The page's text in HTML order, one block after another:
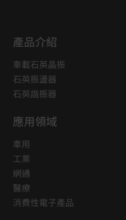
產品介紹
車載石英晶振
石英振盪器
石英諧振器
應用領域
車用
工業
網通
醫療
消費性電子產品